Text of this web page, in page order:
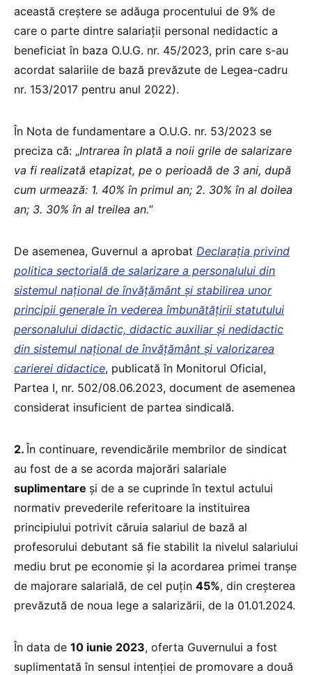
această creștere se adăuga procentului de 9% de
care o parte dintre salariații personal nedidactic a
beneficiat în baza O.U.G. nr. 45/2023, prin care s-au
acordat salariile de bază prevăzute de Legea-cadru
nr. 153/2017 pentru anul 2022).
În Nota de fundamentare a O.U.G. nr. 53/2023 se
preciza că: „Intrarea în plată a noii grile de salarizare
va fi realizată etapizat, pe o perioadă de 3 ani, după
cum urmează: 1. 40% în primul an; 2. 30% în al doilea
an; 3. 30% în al treilea an.”
De asemenea, Guvernul a aprobat Declaraţia privind
politica sectorială de salarizare a personalului din
sistemul naţional de învăţământ şi stabilirea unor
principii generale în vederea îmbunătăţirii statutului
personalului didactic, didactic auxiliar şi nedidactic
din sistemul naţional de învăţământ şi valorizarea
carierei didactice, publicată în Monitorul Oficial,
Partea I, nr. 502/08.06.2023, document de asemenea
considerat insuficient de partea sindicală.
2. În continuare, revendicările membrilor de sindicat
au fost de a se acorda majorări salariale
suplimentare și de a se cuprinde în textul actului
normativ prevederile referitoare la instituirea
principiului potrivit căruia salariul de bază al
profesorului debutant să fie stabilit la nivelul salariului
mediu brut pe economie și la acordarea primei tranșe
de majorare salarială, de cel puțin 45%, din creșterea
prevăzută de noua lege a salarizării, de la 01.01.2024.
În data de 10 iunie 2023, oferta Guvernului a fost
suplimentată în sensul intenției de promovare a două